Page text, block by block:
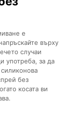
е
върху
случаи
употреба, за да
без
косата ви